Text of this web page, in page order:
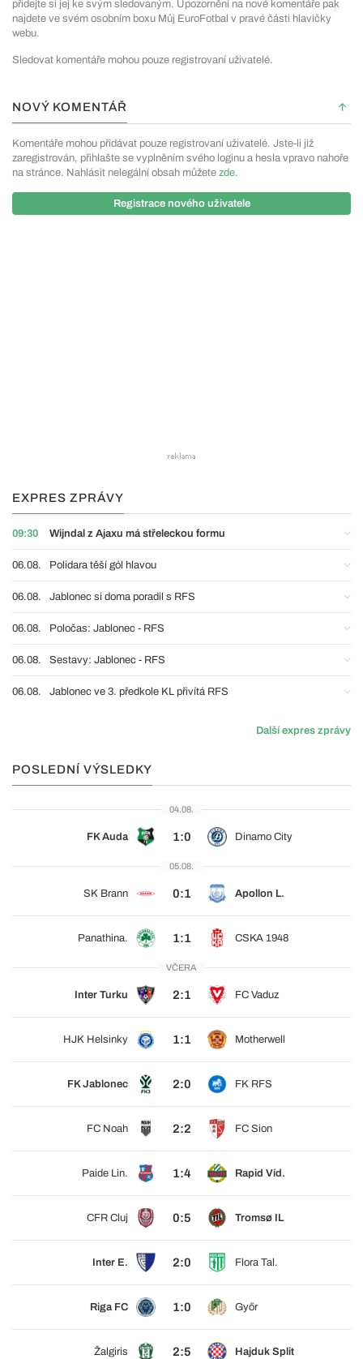
přidejte si jej ke svým sledovaným. Upozornění na nové komentáře pak
najdete ve svém osobním boxu Můj EuroFotbal v pravé části hlavičky
webu.
Sledovat komentáře mohou pouze registrovaní uživatelé.
NOVÝ KOMENTÁŘ
Komentáře mohou přidávat pouze registrovaní uživatelé. Jste-li již
zaregistrován, přihlašte se vyplněním svého loginu a hesla vpravo nahoře
na stránce. Nahlásit nelegální obsah můžete zde.
Registrace nového uživatele
EXPRES ZPRÁVY
09:30 Wijndal z Ajaxu má střeleckou formu
06.08. Polidara těší gól hlavou
06.08. Jablonec si doma poradil s RFS
06.08. Poločas: Jablonec - RFS
06.08. Sestavy: Jablonec - RFS
06.08. Jablonec ve 3. předkole KL přivítá RFS
Další expres zprávy
POSLEDNÍ VÝSLEDKY
04.08.
FK Auda 1:0 Dinamo City
05.08.
SK Brann 0:1 Apollon L.
Panathina. 1:1 CSKA 1948
VČERA
Inter Turku 2:1 FC Vaduz
HJK Helsinky 1:1 Motherwell
FK Jablonec 2:0 FK RFS
FC Noah 2:2 FC Sion
Paide Lin. 1:4 Rapid Víd.
CFR Cluj 0:5 Tromsø IL
Inter E. 2:0 Flora Tal.
Riga FC 1:0 Győr
Žalgiris 2:5 Hajduk Split